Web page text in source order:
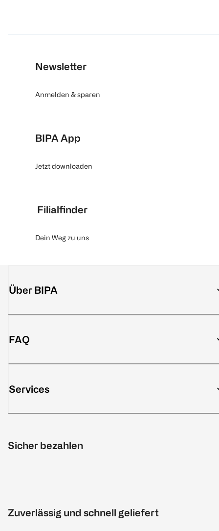
Newsletter
Anmelden & sparen
BIPA App
Jetzt downloaden
Filialfinder
Dein Weg zu uns
Über BIPA
FAQ
Services
Sicher bezahlen
Zuverlässig und schnell geliefert